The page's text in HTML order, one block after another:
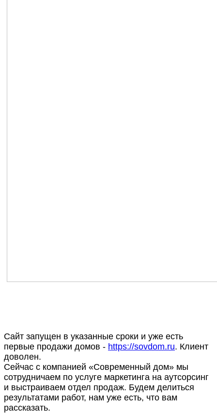
Сайт запущен в указанные сроки и уже есть
первые продажи домов - https://sovdom.ru. Клиент
доволен.
Сейчас с компанией «Современный дом» мы
сотрудничаем по услуге маркетинга на аутсорсинг
и выстраиваем отдел продаж. Будем делиться
результатами работ, нам уже есть, что вам
рассказать.